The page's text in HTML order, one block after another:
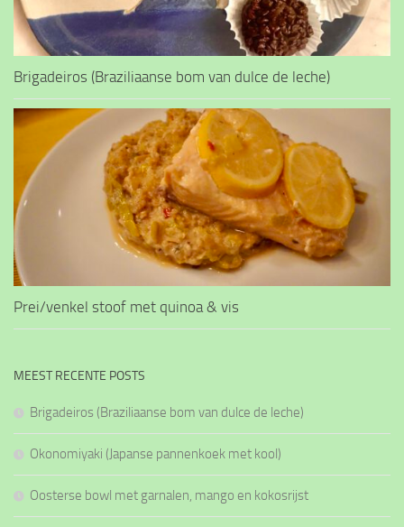
Brigadeiros (Braziliaanse bom van dulce de leche)
Prei/venkel stoof met quinoa & vis
MEEST RECENTE POSTS
Brigadeiros (Braziliaanse bom van dulce de leche)
Okonomiyaki (Japanse pannenkoek met kool)
Oosterse bowl met garnalen, mango en kokosrijst